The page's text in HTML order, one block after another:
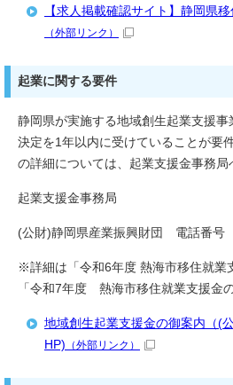
【求人掲載確認サイト】静岡県
（外部リンク）
起業に関する要件
静岡県が実施する地域創生起業支援
決定を1年以内に受けていることが要
の詳細については、起業支援金事務局
起業支援金事務局
(公財)静岡県産業振興財団 電話番号
※詳細は「令和6年度 熱海市移住就業
「令和7年度 熱海市移住就業支援金
地域創生起業支援金の御案内（(
HP) （外部リンク）